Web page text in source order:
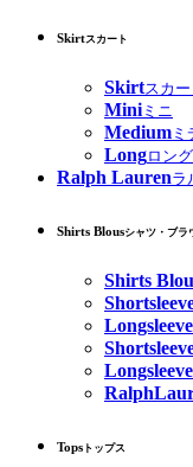
Skirtスカート
Skirtスカ
Miniミニ
Medium ミ
Longロング
Ralph Laurenラ
Shirts Blousシャツ・ブラ
Shirts
Tops トップス